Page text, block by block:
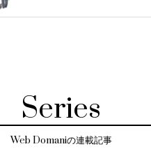
Series
Web Domaniの連載記事